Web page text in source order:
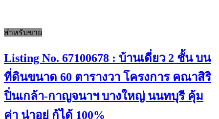
สำหรับขาย
Listing No. 67100678 : บ้านเดี่ยว 2 ชั้น บน
ที่ดินขนาด 60 ตารางวา โครงการ คณาสิริ
ปิ่นเกล้า-กาญจนาฯ บางใหญ่ นนทบุรี คุ้ม
ค่า น่าอยู่ กู้ได้ 100%